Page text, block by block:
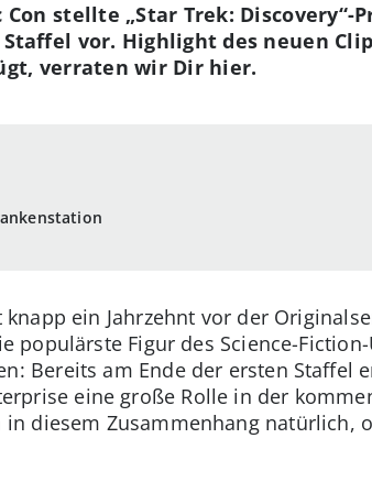
Con stellte „Star Trek:
vor. Highlight des neuen
verraten wir Dir hier.
knapp ein Jahrzehnt vor der
populärste Figur des Science-
Bereits am Ende der ersten Staffel
eine große Rolle in der
diesem Zusammenhang natürlich,